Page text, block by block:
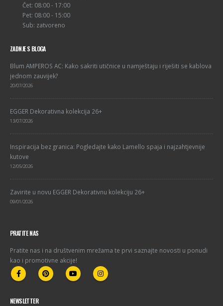
Čet: 08:00 - 17:00
Pet: 08:00 - 15:00
Sub: zatvoreno
ZADNJE S BLOGA
Blum AMPEROS AC: Kako sakriti utičnice u namještaju i riješiti se kablova
jednom zauvijek?
20/07/2026
EGGER Dekorativna kolekcija 26+
13/07/2026
Inspiracija bez granica: Pogledajte kako Lamello spaja i najzahtjevnije
kutove
12/05/2026
Zavirite u novu EGGER Dekorativnu kolekciju 26+
09/01/2026
PRATITE NAS
Pratite nas i na društvenim mrežama te prvi saznajte novosti u ponudi
kao i promotivne akcije!
NEWSLETTER